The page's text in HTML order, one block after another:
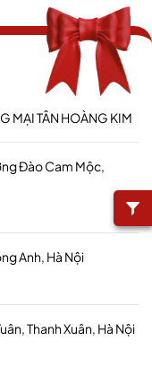
MẠI TÂN HOÀNG KIM
Đào Cam Mộc,
Anh, Hà Nội
Thanh Xuân, Hà Nội